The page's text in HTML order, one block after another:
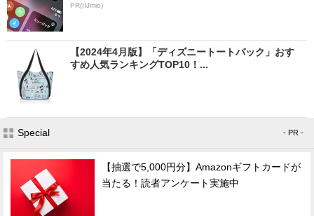
PR(IIJmio)
【2024年4月版】「ディズニートートバック」おす
すめ人気ランキングTOP10！...
Special - PR -
【抽選で5,000円分】Amazonギフトカードが
当たる！読者アンケート実施中